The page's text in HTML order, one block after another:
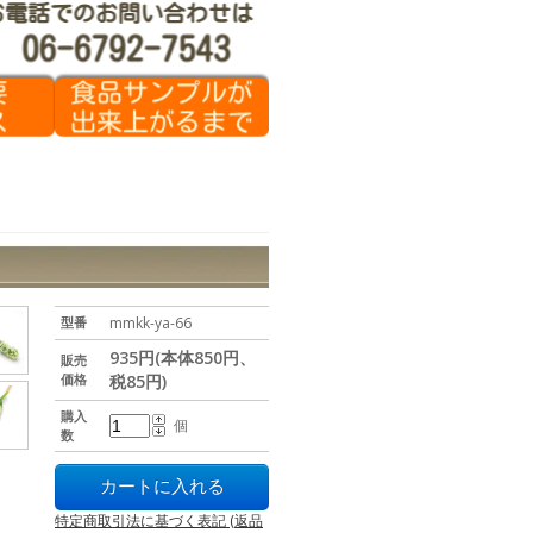
型番 mmkk-ya-66
販売
価格
935円(本体850円、
税85円)
購入
数
個
特定商取引法に基づく表記 (返品